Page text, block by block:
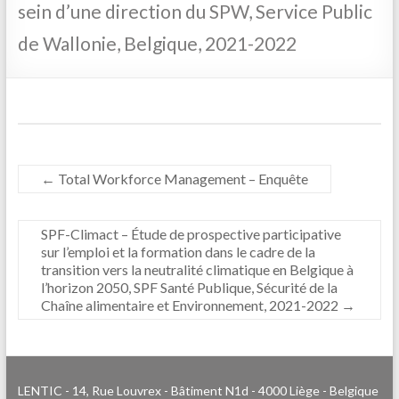
sein d’une direction du SPW, Service Public
de Wallonie, Belgique, 2021-2022
← Total Workforce Management – Enquête
SPF-Climact – Étude de prospective participative
sur l’emploi et la formation dans le cadre de la
transition vers la neutralité climatique en Belgique à
l’horizon 2050, SPF Santé Publique, Sécurité de la
Chaîne alimentaire et Environnement, 2021-2022 →
LENTIC - 14, Rue Louvrex - Bâtiment N1d - 4000 Liège - Belgique